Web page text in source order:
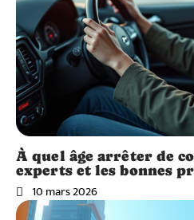
À quel âge arrêter de
experts et les bonnes
10 mars 2026